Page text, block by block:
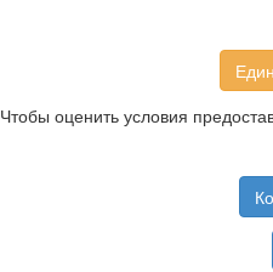
Чтобы оценить условия